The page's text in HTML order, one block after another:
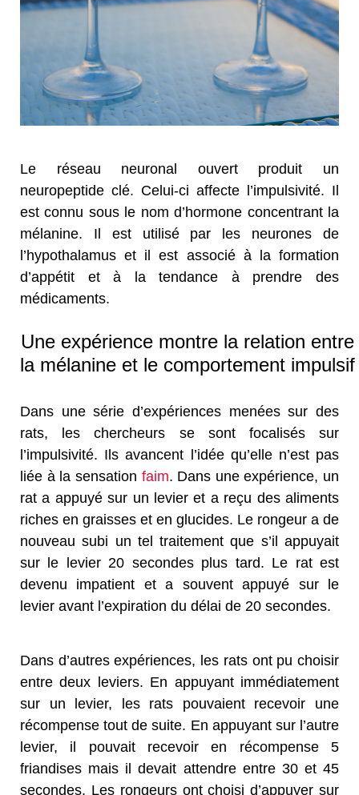
Le réseau neuronal ouvert produit un
neuropeptide clé. Celui-ci affecte l’impulsivité. Il
est connu sous le nom d’hormone concentrant la
mélanine. Il est utilisé par les neurones de
l’hypothalamus et il est associé à la formation
d’appétit et à la tendance à prendre des
médicaments.
Une expérience montre la relation entre
la mélanine et le comportement impulsif
Dans une série d’expériences menées sur des
rats, les chercheurs se sont focalisés sur
l’impulsivité. Ils avancent l’idée qu’elle n’est pas
liée à la sensation faim. Dans une expérience, un
rat a appuyé sur un levier et a reçu des aliments
riches en graisses et en glucides. Le rongeur a de
nouveau subi un tel traitement que s’il appuyait
sur le levier 20 secondes plus tard. Le rat est
devenu impatient et a souvent appuyé sur le
levier avant l’expiration du délai de 20 secondes.
Dans d’autres expériences, les rats ont pu choisir
entre deux leviers. En appuyant immédiatement
sur un levier, les rats pouvaient recevoir une
récompense tout de suite. En appuyant sur l’autre
levier, il pouvait recevoir en récompense 5
friandises mais il devait attendre entre 30 et 45
secondes. Les rongeurs ont choisi d’appuyer sur